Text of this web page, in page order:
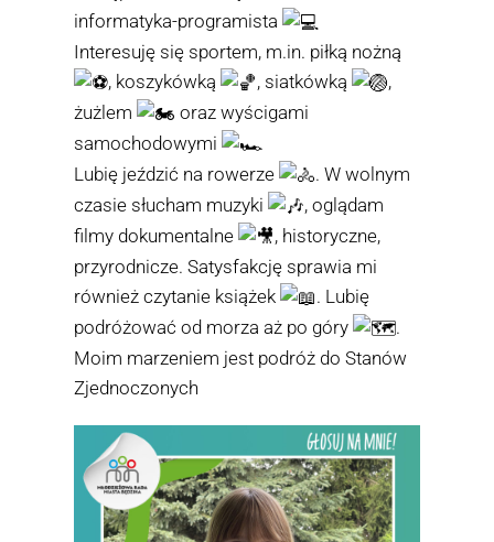
informatyka-programista
Interesuję się sportem, m.in. piłką nożną
, koszykówką
, siatkówką
,
żużlem
oraz wyścigami
samochodowymi
Lubię jeździć na rowerze
. W wolnym
czasie słucham muzyki
, oglądam
filmy dokumentalne
, historyczne,
przyrodnicze. Satysfakcję sprawia mi
również czytanie książek
. Lubię
podróżować od morza aż po góry
.
Moim marzeniem jest podróż do Stanów
Zjednoczonych